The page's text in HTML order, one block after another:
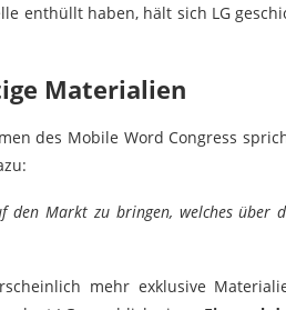
enthüllt haben, hält sich LG
Materialien
des Mobile Word Congress
den Markt zu bringen, welches über
mehr exklusive